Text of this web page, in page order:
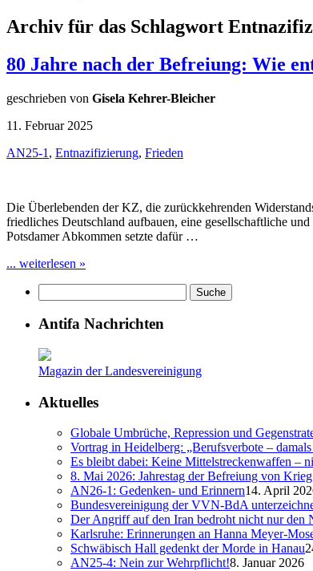
Archiv für das Schlagwort
80 Jahre nach der Befreiung: Wie
geschrieben von Gisela Kehrer-Bleicher
11. Februar 2025
AN25-1 , Entnazifizierung, Frieden
Die Überlebenden der KZ, die zurückkehrenden
friedliches Deutschland aufbauen, eine gesellschaftliche
Potsdamer Abkommen setzte dafür …
... weiterlesen »
Antifa Nachrichten
Magazin der Landesvereinigung
Aktuelles
Globale Umbrüche, Repression und
Vortrag in Heidelberg: „Berufsverbote –
Es bleibt dabei: Keine Mittelstreckenwaffen –
8. Mai 2026: Jahrestag der Befreiung von
AN26-1: Gedenken- und Erinnern14. April
Bundesvereinigung der VVN-BdA
Der Angriff auf den Iran bedroht nicht nur den
Karlsruhe: Erinnerungen an Hanna Meyer-
Schwäbisch Hall gedenkt der Morde in Hanau
AN25-4: Nein zur Wehrpflicht!8. Januar 2026